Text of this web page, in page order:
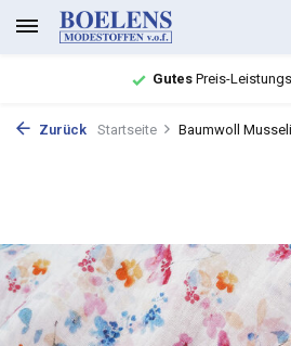
GutesPreis-
Zurück Startseite Baumwoll